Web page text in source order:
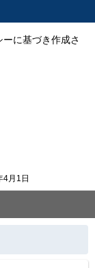
に基づき作成さ
4月1日